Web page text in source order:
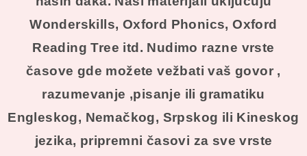
Wonderskills, Oxford Phonics, Oxford
Reading Tree itd. Nudimo razne vrste
časove gde možete vežbati vaš govor ,
razumevanje ,pisanje ili gramatiku
Engleskog, Nemačkog, Srpskog ili Kineskog
jezika, pripremni časovi za sve vrste